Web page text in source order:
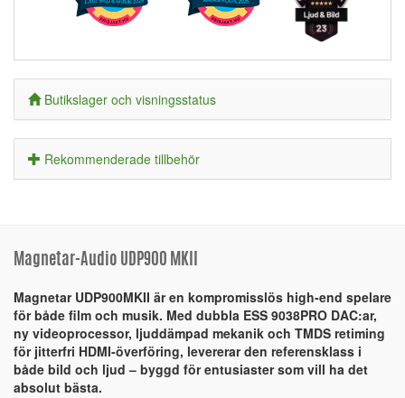
Butikslager och visningsstatus
Rekommenderade tillbehör
Magnetar-Audio UDP900 MKII
Magnetar UDP900MKII är en kompromisslös high-end spelare
för både film och musik. Med dubbla ESS 9038PRO DAC:ar,
ny videoprocessor, ljuddämpad mekanik och TMDS retiming
för jitterfri HDMI-överföring, levererar den referensklass i
både bild och ljud – byggd för entusiaster som vill ha det
absolut bästa.